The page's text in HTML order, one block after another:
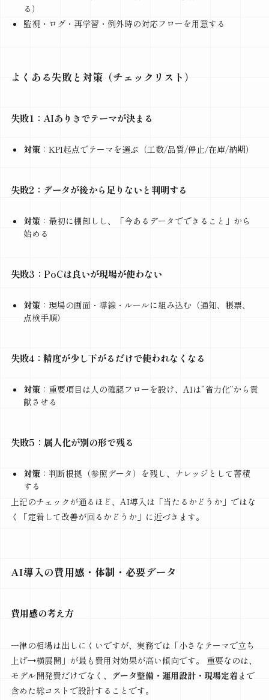
る）
監視・ログ・再学習・例外時の対応フローを用意する
よくある失敗と対策（チェックリスト）
失敗1：AIありきでテーマが決まる
対策：KPI起点でテーマを選ぶ（工数/品質/停止/在庫/納期）
失敗2：データが後から足りないと判明する
対策：最初に棚卸しし、「今あるデータでできること」から
始める
失敗3：PoCは良いが現場が使わない
対策：現場の画面・導線・ルールに組み込む（通知、帳票、
点検手順）
失敗4：精度が少し下がるだけで使われなくなる
対策：重要項目は人の確認フローを設け、AIは“省力化”から貢
献させる
失敗5：属人化が別の形で残る
対策：判断根拠（参照データ）を残し、ナレッジとして蓄積
する
上記のチェックが通るほど、AI導入は「当たるかどうか」ではな
く「定着して改善が回るかどうか」に近づきます。
AI導入の費用感・体制・必要データ
費用感の考え方
一律の相場は出しにくいですが、実務では「小さなテーマで立ち
上げ→横展開」が最も費用対効果が高い傾向です。 重要なのは、
モデル開発費だけでなく、
データ整備・運用設計・現場定着まで
含めた総コストで設計することです。